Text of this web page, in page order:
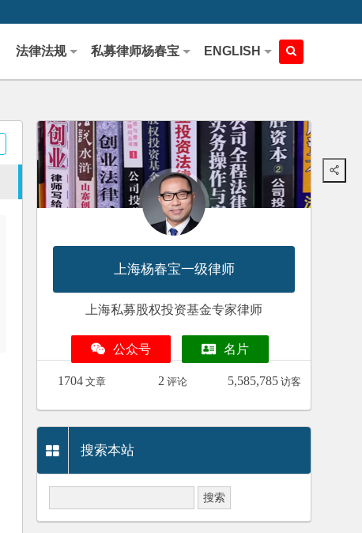
法律法规 私募律师杨春宝 ENGLISH
上海杨春宝一级律师
上海私募股权投资基金专家律师
公众号 名片
1704 文章 2 评论 5,585,785 访客
搜索本站